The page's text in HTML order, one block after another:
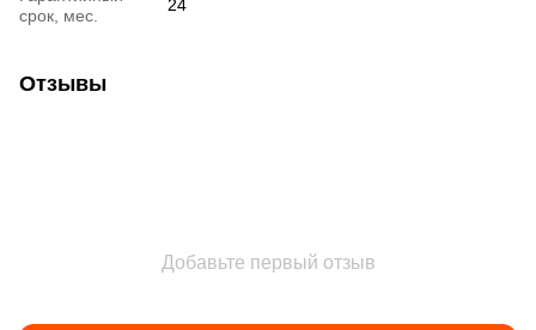
срок, мес.
24
Отзывы
Добавьте первый отзыв